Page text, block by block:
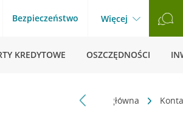
Bezpieczeństwo Więcej
KREDYTOWE OSZCZĘDNOŚCI
Strona główna